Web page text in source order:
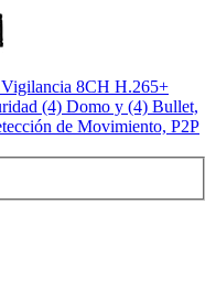
8CH H.265+
(4) Domo y (4) Bullet,
de Movimiento, P2P